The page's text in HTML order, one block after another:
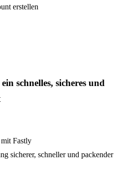
erstellen
schnelles, sicheres und
Fastly
sicherer, schneller und packender